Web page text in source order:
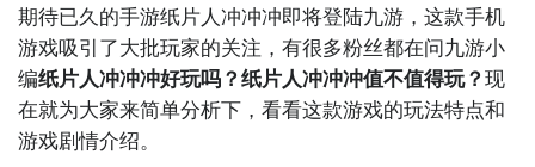
6. 《拼图大师》：将碎片拼接成完整的图片，享受拼图
的乐趣。游戏中有多种难度和图片类型可供选择，挑战
你的拼图技巧和耐心。尽量在规定时间内完成拼图，展
示你的拼图天赋。
期待已久的手游纸片人冲冲冲即将登陆九游，这款手机
游戏吸引了大批玩家的关注，有很多粉丝都在问九游小
编纸片人冲冲冲好玩吗？纸片人冲冲冲值不值得玩？现
在就为大家来简单分析下，看看这款游戏的玩法特点和
游戏剧情介绍。